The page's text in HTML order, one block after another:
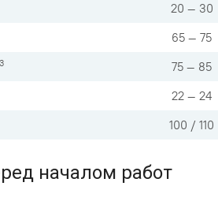
20 — 30
65 — 75
3
75 — 85
22 — 24
100 / 110
началом работ